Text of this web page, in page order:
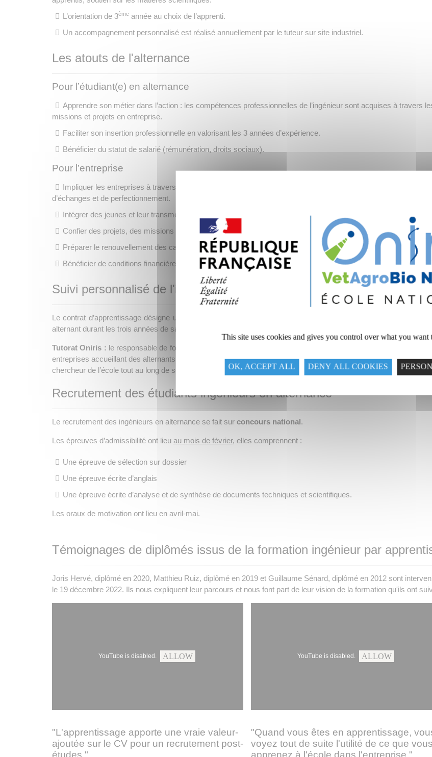
L’orientation de 3ème année au choix de l’apprenti.
Un accompagnement personnalisé est réalisé annuellement par le tuteur sur site industriel.
Les atouts de l'alternance
Pour l’étudiant(e) en alternance
Apprendre son métier dans l’action : les compétences professionnelles de l’ingénieur sont acquises à travers
missions et projets en entreprise.
Faciliter son insertion professionnelle en valorisant les 3 années d’expérience.
Bénéficier du statut de salarié (rémunération, droits sociaux).
Pour l’entreprise
Impliquer les entreprises à travers des réunions annuelles des maîtres d’apprentissages : réunions d’information,
d’échanges et de perfectionnement.
Intégrer des jeunes et leur transmettre les savoirs faire de l’entreprise.
Confier des projets, des missions à un collaborateur en devenir.
Préparer le renouvellement des cadres.
Bénéficier de conditions financières incitatives.
Suivi personnalisé de l'ingénieur(e) alternant(e)
Le contrat d’apprentissage désigne un
alternant durant les trois années de sa formation en entreprise.
Tutorat Oniris : le responsable de formation est en charge de la coordination pédagogique et des relations avec
entreprises accueillant des alternants. Sur le plan scientifique, chaque alternant(e) est tutoré(e) par un
chercheur de l’école tout au long de ses 3 années d’apprentissage.
Recrutement des étudiants ingénieurs en alternance
Le recrutement des ingénieurs en alternance se fait sur concours national.
Les épreuves d’admissibilité ont lieu au mois de février, elles comprennent :
Une épreuve de sélection sur dossier
Une épreuve écrite d’anglais
Une épreuve écrite d’analyse et de synthèse de documents techniques et scientifiques.
Les oraux de motivation ont lieu en avril-mai.
Témoignages de diplômés issus de la formation ingénieur par
Joris Hervé, diplômé en 2020, Matthieu Ruiz, diplômé en 2019 et Guillaume Sénard, diplômé en 2012 sont
le 19 décembre 2022. Ils nous expliquent leur parcours et nous font part de leur vision de la formation qu'ils ont
YouTube is disabled. ALLOW
"L'apprentissage apporte une vraie valeur-
ajoutée sur le CV pour un recrutement post-
études."
YouTube is disabled. ALLOW
"Quand vous êtes en apprentissage,
voyez tout de suite l'utilité de ce que vous
apprenez à l'école dans l'entreprise."
This site uses cookies and gives you control over what you want
OK, ACCEPT ALL DENY ALL COOKIES